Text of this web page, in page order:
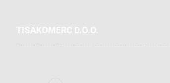
TISAKOMERC D.O.O.